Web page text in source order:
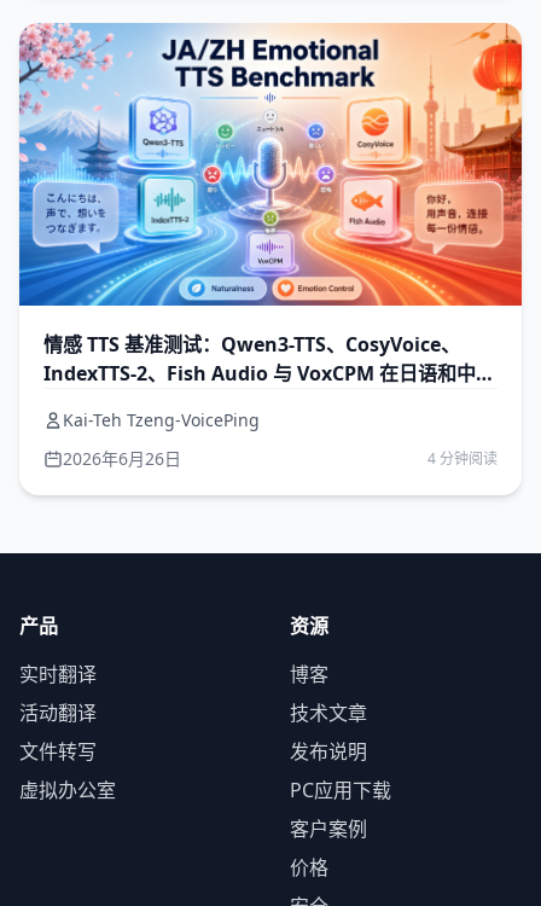
情感 TTS 基准测试：Qwen3-TTS、CosyVoice、
IndexTTS-2、Fish Audio 与 VoxCPM 在日语和中文
Kai-Teh Tzeng-VoicePing
2026年6月26日
4 分钟阅读
产品
实时翻译
活动翻译
文件转写
虚拟办公室
资源
博客
技术文章
发布说明
PC应用下载
客户案例
价格